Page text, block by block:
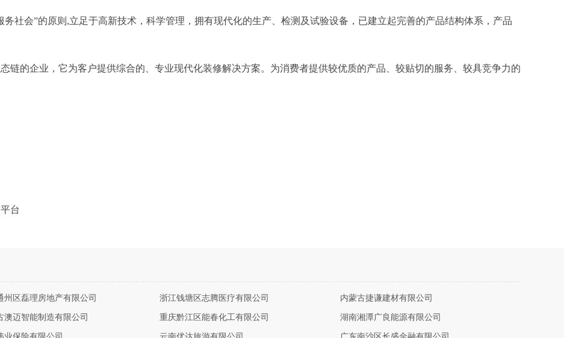
社会”的原则,立足于高新技术，科学管理，拥有现代化的生产、检测及试验设备，已建立起完善的产品结构体系，产品
链的企业，它为客户提供综合的、专业现代化装修解决方案。为消费者提供较优质的产品、较贴切的服务、较具竞争力的
台
州区磊理房地产有限公司 浙江钱塘区志腾医疗有限公司 内蒙古捷谦建材有限公司
澳迈智能制造有限公司 重庆黔江区能春化工有限公司 湖南湘潭广良能源有限公司